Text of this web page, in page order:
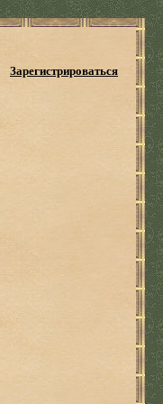
Зарегистрироваться